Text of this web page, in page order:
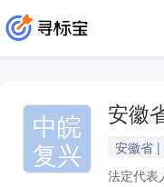
中皖
复兴
安徽
安徽省 |
法定代表